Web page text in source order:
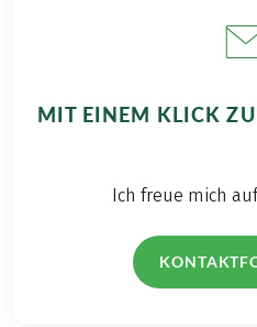
MIT EINEM KLICK
Ich freue mich